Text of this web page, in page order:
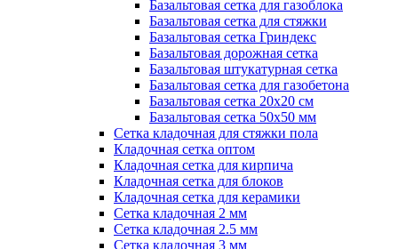
Базальтовая сетка для газоблока
Базальтовая сетка для стяжки
Базальтовая сетка Гриндекс
Базальтовая дорожная сетка
Базальтовая штукатурная сетка
Базальтовая сетка для газобетона
Базальтовая сетка 20x20 см
Базальтовая сетка 50x50 мм
Сетка кладочная для стяжки пола
Кладочная сетка оптом
Кладочная сетка для кирпича
Кладочная сетка для блоков
Кладочная сетка для керамики
Сетка кладочная 2 мм
Сетка кладочная 2.5 мм
Сетка кладочная 3 мм